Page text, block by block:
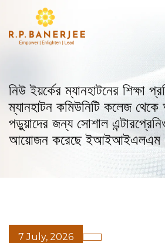
content
নিউ ইয়র্কের ম্যানহাটনের শিক্ষা
ম্যানহাটন কমিউনিটি কলেজ
পড়ুয়াদের জন্য সোশাল
আয়োজন করেছে ইআইআইএলএম
7 July, 2026